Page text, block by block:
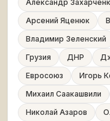
Александр
Арсений Яценюк
Владимир Зеленский
Грузия
ДНР
Евросоюз
Игорь
Михаил Саакашвили
Николай Азаров